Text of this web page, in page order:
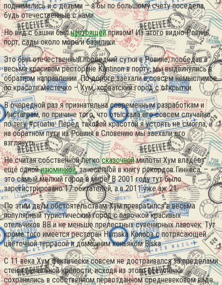
поднимались и с детьми – я бы по большому счету поседела,
будь отечественные с нами.
Но вид с башни былнастоящейпризом! Из этого видно Ровинь,
порт, сады около море и базилики.
Это был отечественный последний сутки в Ровине, пообедав в
весьма красивом ресторане Kantinon в порту, мы выдвинулись в
обратном направлении. По дороге заехали в совсем немыслимое
по красоте местечко – Хум, хорватский город с открытки.
В очередной раз я признательна современным разработкам и
Инстаграм, по причине того, что отыскала его совсем случайно,
по тегу #croatia. Перед таковой красотой я устоять не смогла, и
на обратном пути из Ровиня в Словению мы заехали его
взглянуть.
Не считая собственной легкосказочноймилоты Хум владеет
ещё однойизюминкой, занесённой в книгу рекордов Гиннеса, –
это самый мелкий город в мире! В 2001 году тут было
зарегистрировано 17 обитателей, а в 2011 уже аж 21.
По этим двум обстоятельствам Хум превратился в весьма
популярный туристический город с парочкой красивых
отельчиков BB и не меньше прелестных сувенирных лавочек. Тут
кроме того имеется ресторан Humska Konoba с потрясающей
цветочной террасой и домашним коньяком Biska.
С 11 века Хум фактически совсем не достраивался за пределами
стен изначальной крепости, исходя из этого все улочки
сохранились в собственном первозданном средневековом виде.